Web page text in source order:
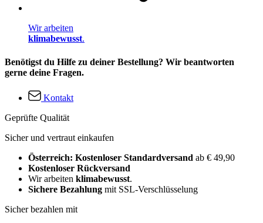
Wir arbeiten
klimabewusst.
Benötigst du Hilfe zu deiner Bestellung? Wir beantworten
gerne deine Fragen.
Kontakt
Geprüfte Qualität
Sicher und vertraut einkaufen
Österreich: Kostenloser Standardversand ab € 49,90
Kostenloser Rückversand
Wir arbeiten klimabewusst.
Sichere Bezahlung mit SSL-Verschlüsselung
Sicher bezahlen mit